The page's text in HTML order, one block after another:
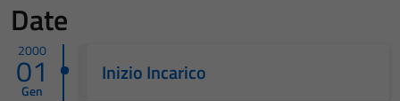
Date
2000
01
Gen
Inizio Incarico